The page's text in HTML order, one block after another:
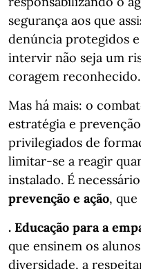
segurança aos que
denúncia protegidos
intervir não seja um
coragem reconhecido.
Mas há mais: o
estratégia e
privilegiados de
limitar-se a reagir
instalado. É
prevenção e ação,
. Educação para a
que ensinem os
diversidade, a